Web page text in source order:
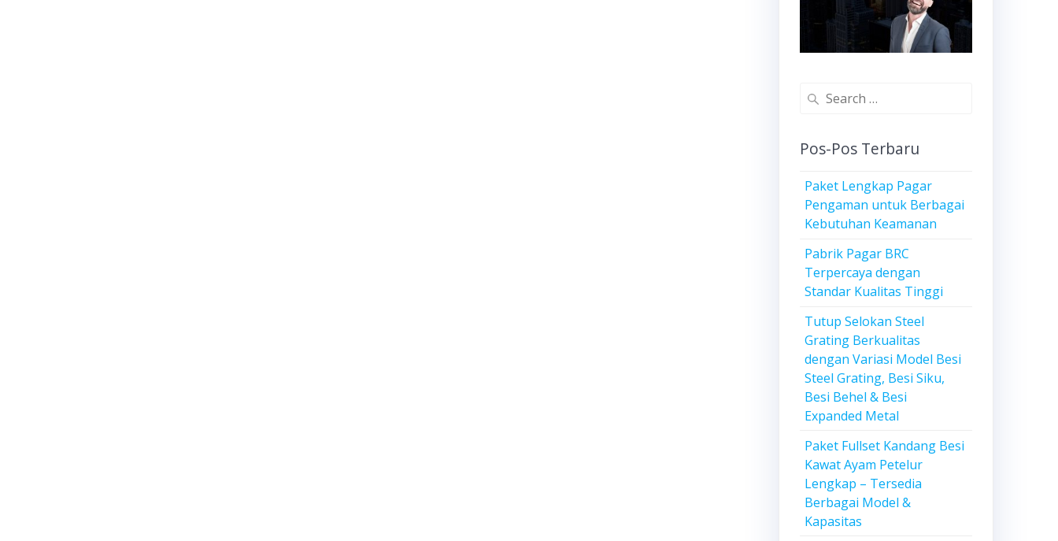
Search
Pos-Pos Terbaru
Paket Lengkap Pagar
Pengaman untuk Berbagai
Kebutuhan Keamanan
Pabrik Pagar BRC
Terpercaya dengan
Standar Kualitas Tinggi
Tutup Selokan Steel
Grating Berkualitas
dengan Variasi Model Besi
Steel Grating, Besi Siku,
Besi Behel & Besi
Expanded Metal
Paket Fullset Kandang Besi
Kawat Ayam Petelur
Lengkap – Tersedia
Berbagai Model &
Kapasitas